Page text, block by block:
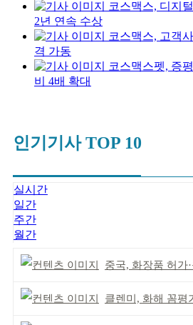
코스맥스, 디지
2년 연속 수상
코스맥스, 고객
격 가동
코스맥스펫, 증
비 4배 확대
인기기사 TOP 10
실시간
일간
주간
월간
중국, 화장품 허가·등록
클렌미, 화해 꼼평